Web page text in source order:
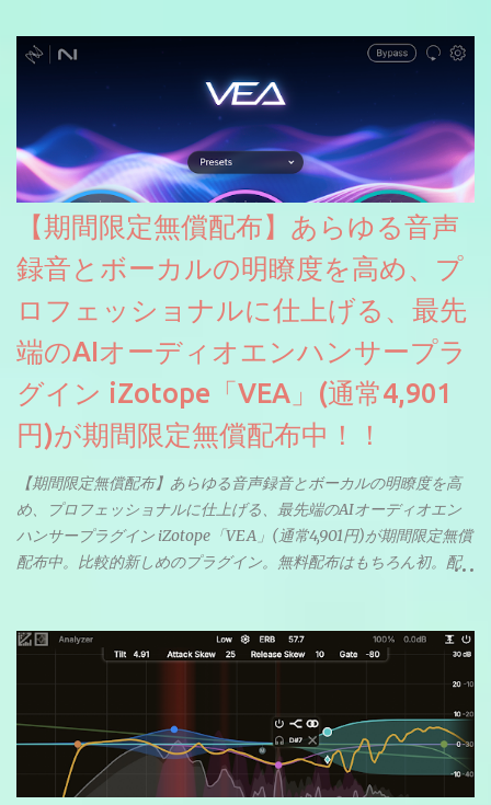
【期間限定無償配布】あらゆる音声
録音とボーカルの明瞭度を高め、プ
ロフェッショナルに仕上げる、最先
端のAIオーディオエンハンサープラ
グイン iZotope「VEA」(通常4,901
円)が期間限定無償配布中！！
【期間限定無償配布】あらゆる音声録音とボーカルの明瞭度を高
め、プロフェッショナルに仕上げる、最先端のAIオーディオエン
ハンサープラグイン iZotope「VEA」(通常4,901円)が期間限定無償
配布中。比較的新しめのプラグイン。無料配布はもちろん初。配